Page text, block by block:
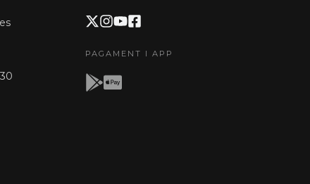
PAGAMENT I APP